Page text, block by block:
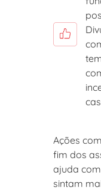
Ações
fim dos
ajuda
sintam